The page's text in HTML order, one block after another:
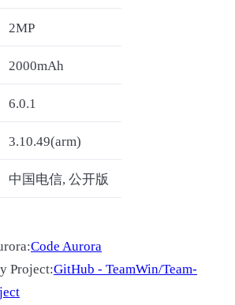
2MP
2000mAh
6.0.1
3.10.49(arm)
中国电信, 公开版
Code Aurora
Project:GitHub - TeamWin/Team-